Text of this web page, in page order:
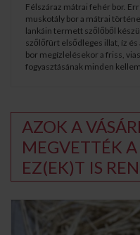
Félszáraz mátrai fehér bor.
muskotály bor a mátrai
lankáin termett szőlőből
szőlőfürt elsődleges illat, íz és
bor megízlelésekor a friss,
fogyasztásának minden
AZOK A
MEGVETTÉK
EZ(EK)T IS